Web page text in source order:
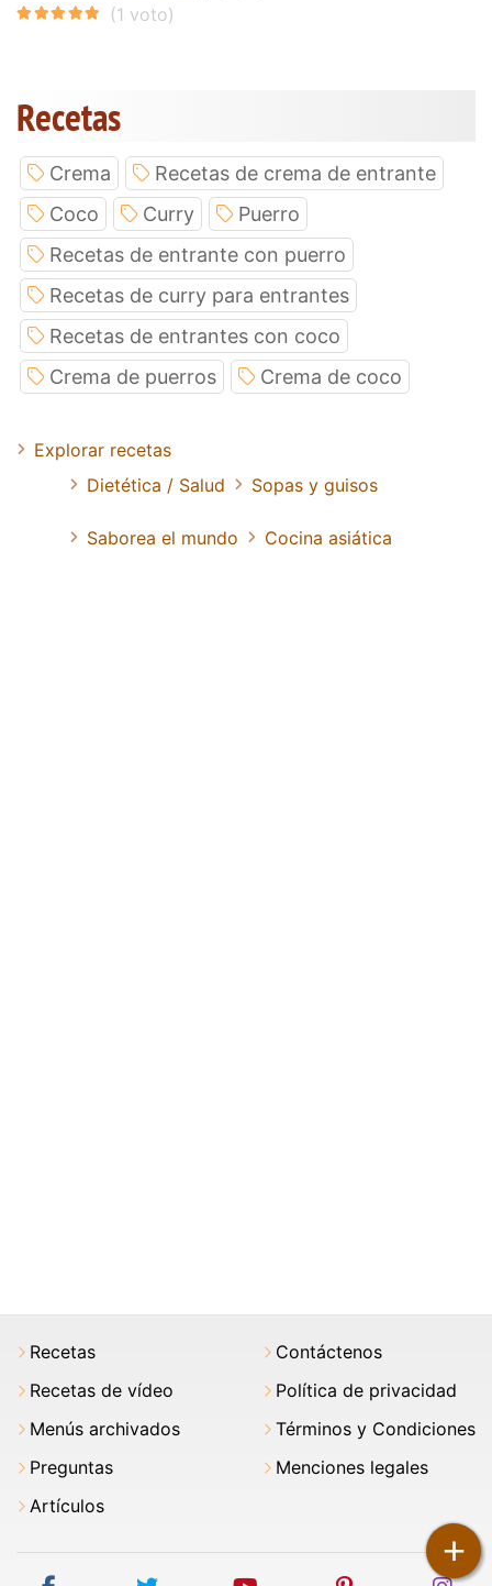
+
Recetas
Crema
Recetas de crema de entrante
Coco
Curry
Puerro
Recetas de entrante con puerro
Recetas de curry para entrantes
Recetas de entrantes con coco
Crema de puerros
Crema de coco
Explorar recetas
Dietética / Salud
Sopas y guisos
Saborea el mundo Cocina asiática
Recetas
Recetas de vídeo
Menús archivados
Preguntas
Artículos
Contáctenos
Política de privacidad
Términos y Condiciones
Menciones legales